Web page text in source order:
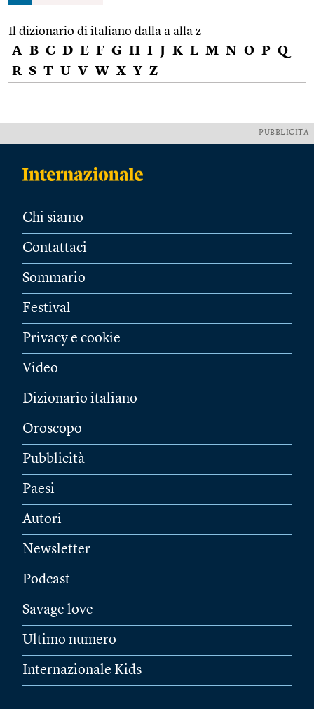
Il dizionario di italiano dalla a alla z
A B C D E F G H I J K L M N O P Q
R S T U V W X Y Z
PUBBLICITÀ
Chi siamo
Contattaci
Sommario
Festival
Privacy e cookie
Video
Dizionario italiano
Oroscopo
Pubblicità
Paesi
Autori
Newsletter
Podcast
Savage love
Ultimo numero
Internazionale Kids